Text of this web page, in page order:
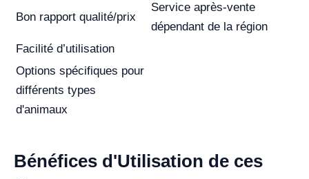
Bon rapport qualité/prix
Service après-vente
dépendant de la région
Facilité d’utilisation
Options spécifiques pour
différents types
d'animaux
Bénéfices d'Utilisation de ces